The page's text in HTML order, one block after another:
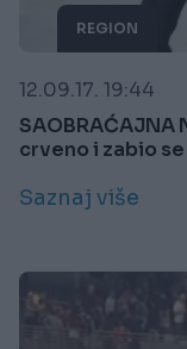
REGION
12.09.17. 19:44
SAOBRAĆAJNA
crveno i zabio
Saznaj više